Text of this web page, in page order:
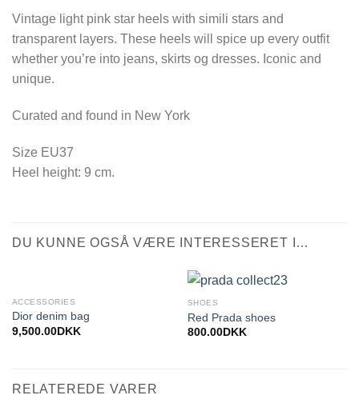
Vintage light pink star heels with simili stars and
transparent layers. These heels will spice up every outfit
whether you’re into jeans, skirts og dresses. Iconic and
unique.
Curated and found in New York
Size EU37
Heel height: 9 cm.
DU KUNNE OGSÅ VÆRE INTERESSERET I…
ACCESSORIES
Dior denim bag
9,500.00DKK
SHOES
Red Prada shoes
800.00DKK
RELATEREDE VARER